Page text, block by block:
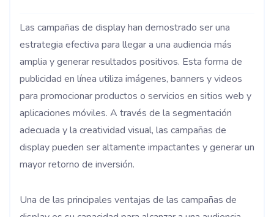
Las campañas de display han demostrado ser una
estrategia efectiva para llegar a una audiencia más
amplia y generar resultados positivos. Esta forma de
publicidad en línea utiliza imágenes, banners y videos
para promocionar productos o servicios en sitios web y
aplicaciones móviles. A través de la segmentación
adecuada y la creatividad visual, las campañas de
display pueden ser altamente impactantes y generar un
mayor retorno de inversión.
Una de las principales ventajas de las campañas de